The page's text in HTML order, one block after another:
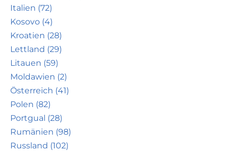
Italien (72)
Kosovo (4)
Kroatien (28)
Lettland (29)
Litauen (59)
Moldawien (2)
Österreich (41)
Polen (82)
Portgual (28)
Rumänien (98)
Russland (102)